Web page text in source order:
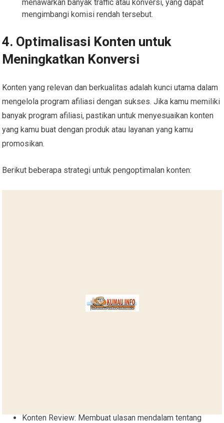
menawarkan banyak traffic atau konversi, yang dapat
mengimbangi komisi rendah tersebut.
4. Optimalisasi Konten untuk
Meningkatkan Konversi
Konten yang relevan dan berkualitas adalah kunci utama dalam
mengelola program afiliasi dengan sukses. Jika kamu memiliki
banyak program afiliasi, pastikan untuk menyesuaikan konten
yang kamu buat dengan produk atau layanan yang kamu
promosikan.
Berikut beberapa strategi untuk pengoptimalan konten:
Konten Review: Membuat ulasan mendalam tentang